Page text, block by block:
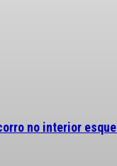
no interior